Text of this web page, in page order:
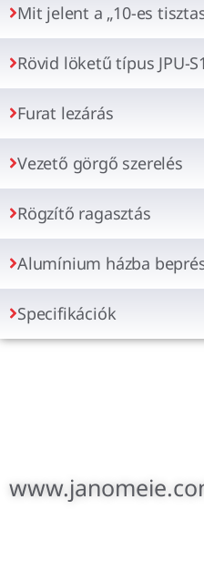
Mit jelent a „10-es
Rövid löketű típus JPU-
Furat lezárás
Vezető görgő szerelés
Rögzítő ragasztás
Alumínium házba
Specifikációk